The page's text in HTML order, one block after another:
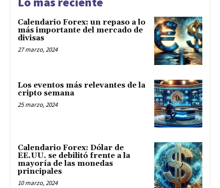
Calendario Forex: un repaso a lo
más importante del mercado de
divisas
27 marzo, 2024
Los eventos más relevantes de la
cripto semana
25 marzo, 2024
Calendario Forex: Dólar de
EE.UU. se debilitó frente a la
mayoría de las monedas
principales
10 marzo, 2024